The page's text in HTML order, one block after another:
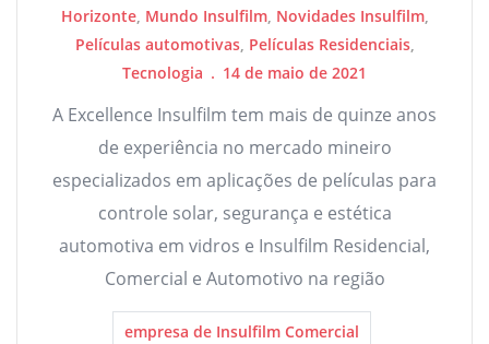
Horizonte, Mundo Insulfilm, Novidades Insulfilm,
Películas automotivas, Películas Residenciais,
Tecnologia
14 de maio de 2021
A Excellence Insulfilm tem mais de quinze anos
de experiência no mercado mineiro
especializados em aplicações de películas para
controle solar, segurança e estética
automotiva em vidros e Insulfilm Residencial,
Comercial e Automotivo na região
empresa de Insulfilm Comercial